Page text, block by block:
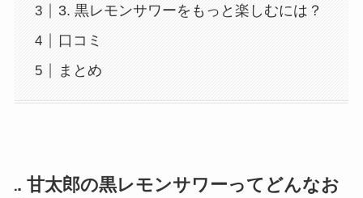
3. 黒レモンサワーをもっと楽しむには？
口コミ
まとめ
1. 甘太郎の黒レモンサワーってどんなお